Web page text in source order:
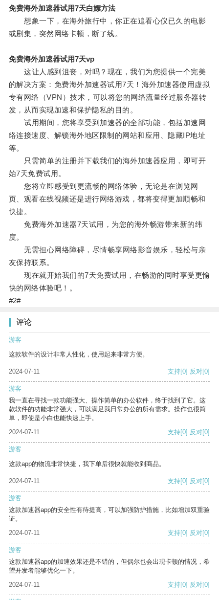
免费海外加速器试用7天白嫖方法
想象一下，在海外旅行中，你正在追看心仪已久的电影
或剧集，突然网络卡顿，断了线。
免费海外加速器试用7天vp
这让人感到沮丧，对吗？现在，我们为您提供一个完美
的解决方案：免费海外加速器试用7天！海外加速器使用虚拟
专有网络（VPN）技术，可以将您的网络流量经过服务器转
发，从而实现加速和保护隐私的目的。
试用期间，您将享受到加速器的全部功能，包括加速网
络连接速度、解锁海外地区限制的网站和应用、隐藏IP地址
等。
只需简单的注册并下载我们的海外加速器应用，即可开
始7天免费试用。
您将立即感受到更流畅的网络体验，无论是在浏览网
页、观看在线视频还是进行网络游戏，都将变得更加顺畅和
快捷。
免费海外加速器7天试用，为您的海外畅游带来新的纬
度。
无需担心网络障碍，尽情畅享网络影音娱乐，轻松与亲
友保持联系。
现在就开始我们的7天免费试用，在畅游的同时享受更愉
快的网络体验吧！。
#2#
评论
游客
这款软件的设计非常人性化，使用起来非常方便。
2024-07-11 支持[0] 反对[0]
游客
我一直在寻找一款功能强大、操作简单的办公软件，终于找到了它。这
款软件的功能非常强大，可以满足我日常办公的所有需求。操作也很简
单，即使是小白也能快速上手。
2024-07-11
支持[0] 反对[0]
游客
这款app的物流非常快捷，我下单后很快就能收到商品。
2024-07-11 支持[0] 反对[0]
游客
这款加速器app的安全性有待提高，可以加强防护措施，比如增加双重验
证。
2024-07-11
支持[0] 反对[0]
游客
这款加速器app的加速效果还是不错的，但偶尔也会出现卡顿的情况，希
望开发者能够优化一下。
2024-07-11
支持[0] 反对[0]